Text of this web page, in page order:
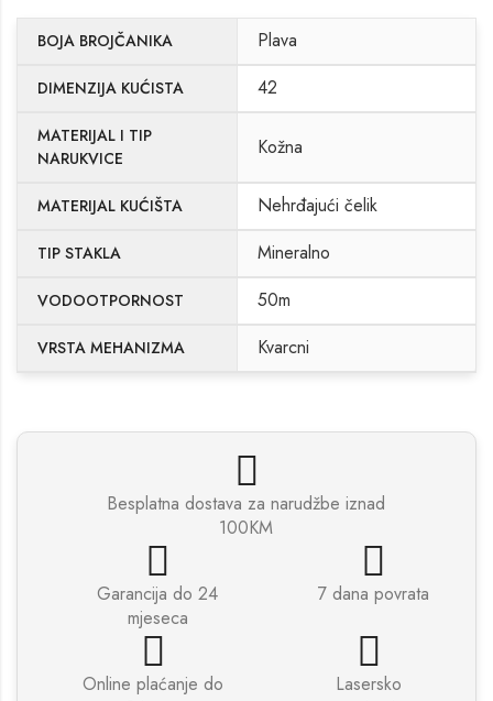
BOJA BROJČANIKA Plava
DIMENZIJA KUĆISTA 42
MATERIJAL I TIP
NARUKVICE
Kožna
MATERIJAL KUĆIŠTA Nehrđajući čelik
TIP STAKLA Mineralno
VODOOTPORNOST 50m
VRSTA MEHANIZMA Kvarcni
Besplatna dostava za narudžbe iznad
100KM
Garancija do 24
mjeseca
7 dana povrata
Online plaćanje do
Lasersko